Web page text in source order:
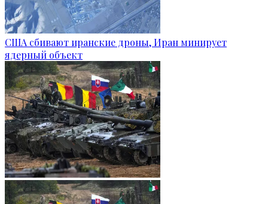
США сбивают иранские дроны, Иран минирует
ядерный объект